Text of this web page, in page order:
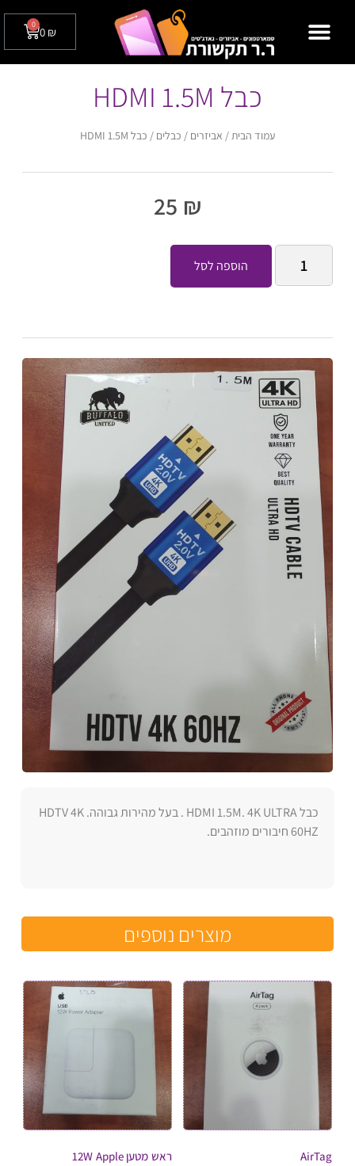
0 ₪
0
כבל HDMI 1.5M
עמוד הבית / אביזרים / כבלים / כבל HDMI 1.5M
25 ₪
הוספה לסל
כבל HDMI 1.5M. 4K ULTRA . בעל מהירות גבוהה. HDTV 4K
60HZ חיבורים מוזהבים.
מוצרים נוספים
AirTag ראש מטען 12W Apple